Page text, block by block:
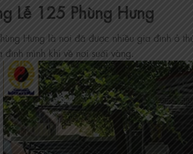
Lễ 125 Phùng Hưng
Hưng là nơi đã được nhiều gia đình ở
đình mình khi về nơi suối vàng.